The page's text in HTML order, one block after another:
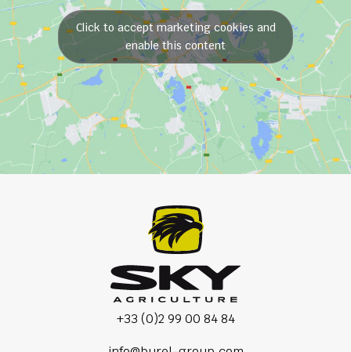
Click to accept marketing cookies and
enable this content
+33 (0)2 99 00 84 84